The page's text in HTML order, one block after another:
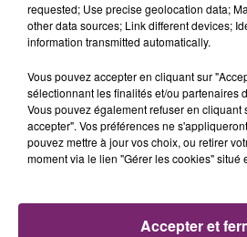
La Bulle -
requested; Use precise geolocation data;
other data sources; Link different devices;
information transmitted automatically.
Vous pouvez accepter en cliquant sur
sélectionnant les finalités et/ou partenaires
Vous pouvez également refuser en cliquant
accepter". Vos préférences ne
pouvez mettre à jour vos choix, ou retirer
moment via le lien "Gérer les cookies" situé
Accepter et